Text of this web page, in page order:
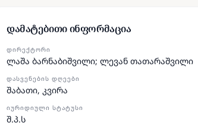
დამატებითი ინფორმაცია
ᲓᲘᲠᲔᲥᲢᲝᲠᲘ
ლაშა ბარნაბიშვილი; ლევან თათარაშვილი
ᲓᲐᲡᲕᲔᲜᲔᲑᲘᲡ ᲓᲦᲔᲔᲑᲘ
შაბათი, კვირა
ᲘᲣᲠᲘᲓᲘᲣᲚᲘ ᲡᲢᲐᲢᲣᲡᲘ
შ.პ.ს